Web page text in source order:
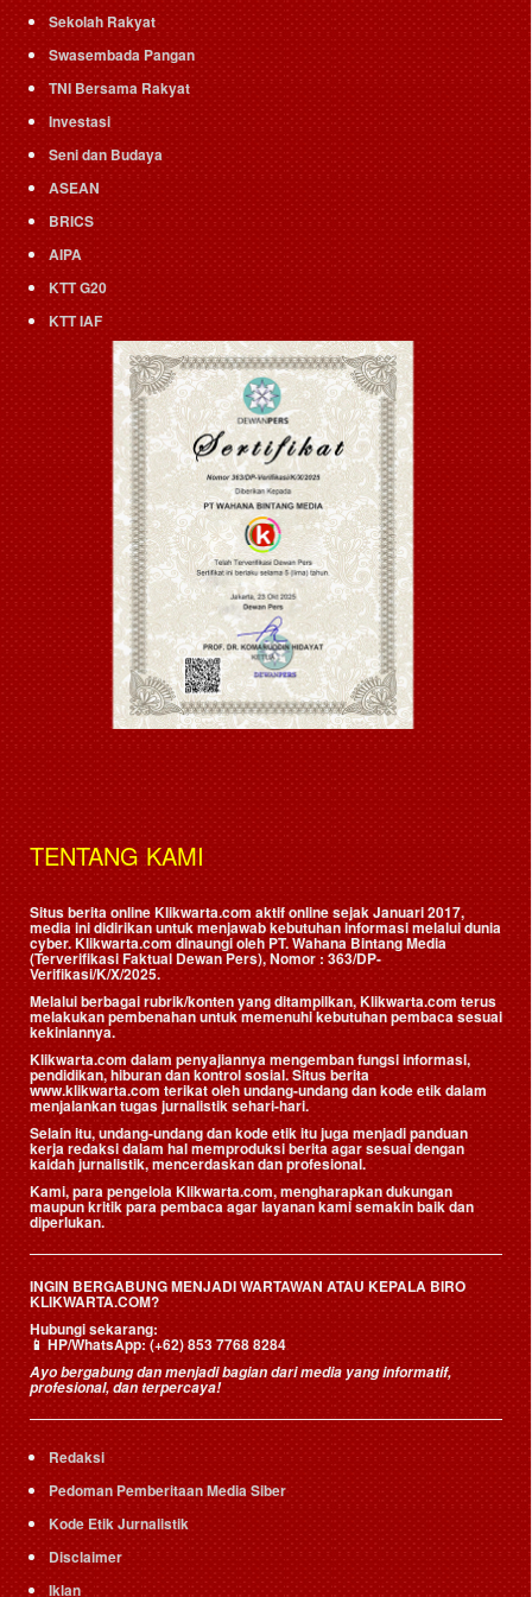
Sekolah Rakyat
Swasembada Pangan
TNI Bersama Rakyat
Investasi
Seni dan Budaya
ASEAN
BRICS
AIPA
KTT G20
KTT IAF
TENTANG KAMI
Situs berita online Klikwarta.com aktif online sejak Januari 2017,
media ini didirikan untuk menjawab kebutuhan informasi melalui dunia
cyber. Klikwarta.com dinaungi oleh PT. Wahana Bintang Media
(Terverifikasi Faktual Dewan Pers), Nomor : 363/DP-
Verifikasi/K/X/2025.
Melalui berbagai rubrik/konten yang ditampilkan, Klikwarta.com terus
melakukan pembenahan untuk memenuhi kebutuhan pembaca sesuai
kekiniannya.
Klikwarta.com dalam penyajiannya mengemban fungsi informasi,
pendidikan, hiburan dan kontrol sosial. Situs berita
www.klikwarta.com terikat oleh undang-undang dan kode etik dalam
menjalankan tugas jurnalistik sehari-hari.
Selain itu, undang-undang dan kode etik itu juga menjadi panduan
kerja redaksi dalam hal memproduksi berita agar sesuai dengan
kaidah jurnalistik, mencerdaskan dan profesional.
Kami, para pengelola Klikwarta.com, mengharapkan dukungan
maupun kritik para pembaca agar layanan kami semakin baik dan
diperlukan.
INGIN BERGABUNG MENJADI WARTAWAN ATAU KEPALA BIRO
KLIKWARTA.COM?
Hubungi sekarang:
📱HP/WhatsApp:(+62) 853 7768 8284
Ayo bergabung dan menjadi bagian dari media yang informatif,
profesional, dan terpercaya!
Redaksi
Pedoman Pemberitaan Media Siber
Kode Etik Jurnalistik
Disclaimer
Iklan